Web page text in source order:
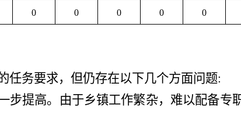
0 0 0 0 0
任务要求，但仍存在以下几个方面问题:
步提高。由于乡镇工作繁杂，难以配备专